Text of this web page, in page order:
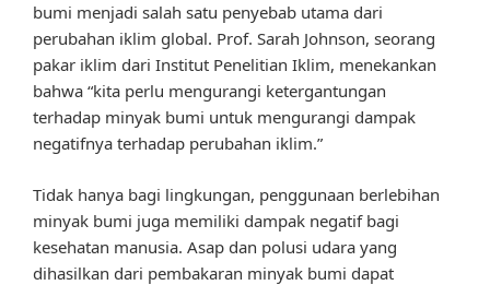
bumi menjadi salah satu penyebab utama dari
perubahan iklim global. Prof. Sarah Johnson, seorang
pakar iklim dari Institut Penelitian Iklim, menekankan
bahwa “kita perlu mengurangi ketergantungan
terhadap minyak bumi untuk mengurangi dampak
negatifnya terhadap perubahan iklim.”
Tidak hanya bagi lingkungan, penggunaan berlebihan
minyak bumi juga memiliki dampak negatif bagi
kesehatan manusia. Asap dan polusi udara yang
dihasilkan dari pembakaran minyak bumi dapat